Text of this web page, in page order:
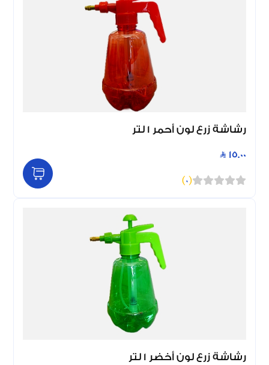
رشاشة زرع لون أحمر 1 لتر
15.00
(
0
)
رشاشة زرع لون أخضر 1 لتر